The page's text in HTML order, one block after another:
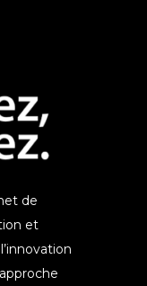
de
et